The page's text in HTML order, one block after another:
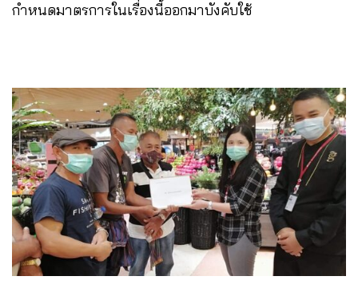
กำหนดมาตรการในเรื่องนี้ออกมาบังคับใช้